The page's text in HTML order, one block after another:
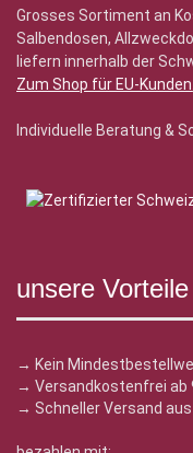
Grosses Sortiment an
Salbendosen,
liefern innerhalb der
Zum Shop für EU-Kunden
Individuelle Beratung &
unsere Vorteile
→ Kein
→ Versandkostenfrei ab
→ Schneller Versand